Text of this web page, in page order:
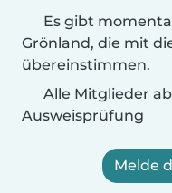
Es gibt
Grönland, die mit
übereinstimmen.
Alle Mitglieder
Ausweisprüfung
Melde